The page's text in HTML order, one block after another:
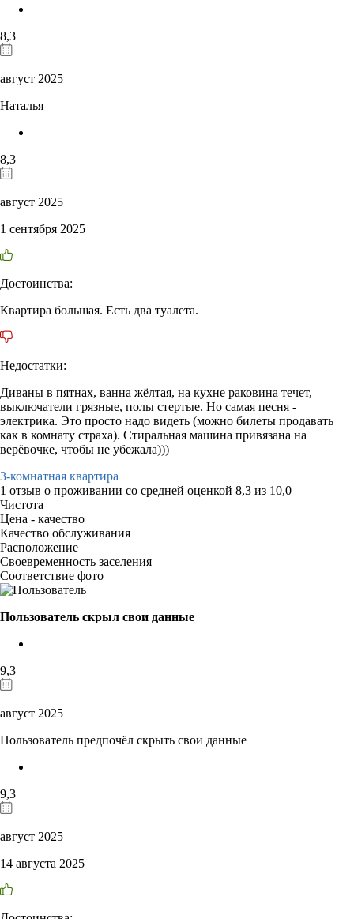
8,3
август 2025
Наталья
8,3
август 2025
1 сентября 2025
Достоинства:
Квартира большая. Есть два туалета.
Недостатки:
Диваны в пятнах, ванна жёлтая, на кухне раковина течет,
выключатели грязные, полы стертые. Но самая песня -
электрика. Это просто надо видеть (можно билеты продавать
как в комнату страха). Стиральная машина привязана на
верёвочке, чтобы не убежала)))
3-комнатная квартира
1 отзыв о проживании со средней оценкой 8,3 из 10,0
Чистота
Цена - качество
Качество обслуживания
Расположение
Своевременность заселения
Соответствие фото
Пользователь скрыл свои данные
9,3
август 2025
Пользователь предпочёл скрыть свои данные
9,3
август 2025
14 августа 2025